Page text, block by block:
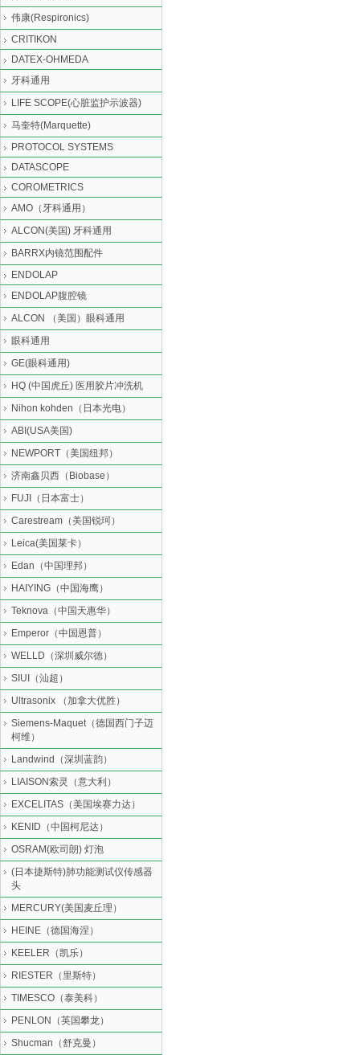
伟康(Respironics)
CRITIKON
DATEX-OHMEDA
牙科通用
LIFE SCOPE(心脏监护示波器)
马奎特(Marquette)
PROTOCOL SYSTEMS
DATASCOPE
COROMETRICS
AMO（牙科通用）
ALCON(美国) 牙科通用
BARRX内镜范围配件
ENDOLAP
ENDOLAP腹腔镜
ALCON （美国）眼科通用
眼科通用
GE(眼科通用)
HQ (中国虎丘) 医用胶片冲洗机
Nihon kohden（日本光电）
ABI(USA美国)
NEWPORT（美国纽邦）
济南鑫贝西（Biobase）
FUJI（日本富士）
Carestream（美国锐珂）
Leica(美国莱卡）
Edan（中国理邦）
HAIYING（中国海鹰）
Teknova（中国天惠华）
Emperor（中国恩普）
WELLD（深圳威尔德）
SIUI（汕超）
Ultrasonix （加拿大优胜）
Siemens-Maquet（德国西门子迈
柯维）
Landwind（深圳蓝韵）
LIAISON索灵（意大利）
EXCELITAS（美国埃赛力达）
KENID（中国柯尼达）
OSRAM(欧司朗) 灯泡
(日本捷斯特)肺功能测试仪传感器
头
MERCURY(美国麦丘理）
HEINE（德国海涅）
KEELER（凯乐）
RIESTER（里斯特）
TIMESCO（泰美科）
PENLON（英国攀龙）
Shucman（舒克曼）